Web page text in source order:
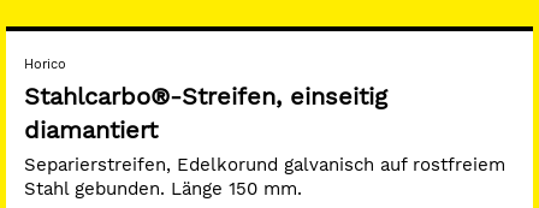
Horico
Stahlcarbo®-Streifen, einseitig
diamantiert
Separierstreifen, Edelkorund galvanisch auf rostfreiem
Stahl gebunden. Länge 150 mm.